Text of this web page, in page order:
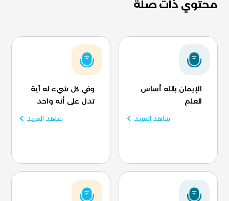
محتوي ذات صلة
الإيمان بالله أساس
العلم
شاهد المزيد
وفي كل شيء له آية
تدل على أنه واحد
شاهد المزيد